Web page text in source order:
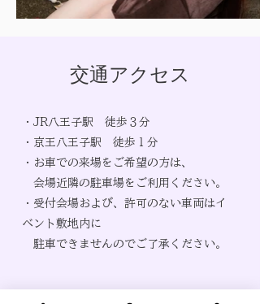
​交通アクセス
・JR八王子駅 徒歩３分
・京王八王子駅 徒歩１分
・お車での来場をご希望の方は、
会場近隣の駐車場をご利用ください。
​・受付会場および、許可のない車両はイ
ベント敷地内に
駐車できませんのでご了承ください。